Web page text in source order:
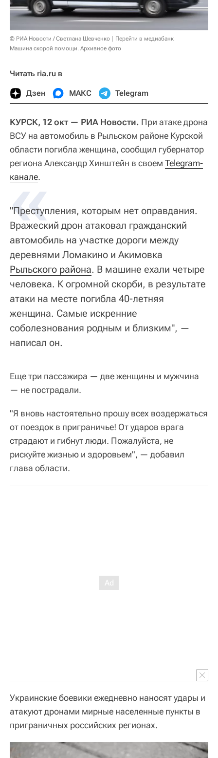
© РИА Новости / Светлана Шевченко
Перейти в медиабанк
Машина скорой помощи. Архивное фото
Читать ria.ru в
Дзен МАКС Telegram
КУРСК, 12 окт — РИА Новости. При атаке дрона
ВСУ на автомобиль в Рыльском районе Курской
области погибла женщина, сообщил губернатор
региона Александр Хинштейн в своем Telegram-
канале.
«
"Преступления, которым нет оправдания.
Вражеский дрон атаковал гражданский
автомобиль на участке дороги между
деревнями Ломакино и Акимовка
Рыльского района. В машине ехали четыре
человека. К огромной скорби, в результате
атаки на месте погибла 40-летняя
женщина. Самые искренние
соболезнования родным и близким", —
написал он.
Еще три пассажира — две женщины и мужчина
— не пострадали.
"Я вновь настоятельно прошу всех воздержаться
от поездок в приграничье! От ударов врага
страдают и гибнут люди. Пожалуйста, не
рискуйте жизнью и здоровьем", — добавил
глава области.
Украинские боевики ежедневно наносят удары и
атакуют дронами мирные населенные пункты в
приграничных российских регионах.